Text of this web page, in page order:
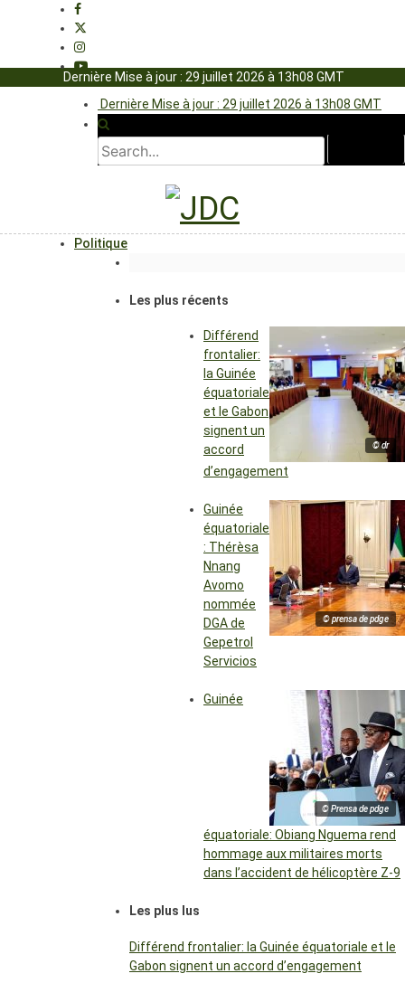
Dernière Mise à jour : 29 juillet 2026 à 13h08 GMT
Dernière Mise à jour : 29 juillet 2026 à 13h08 GMT
Politique
Les plus récents
© dr
Différend
frontalier:
la Guinée
équatoriale
et le Gabon
signent un
accord
d’engagement
© prensa de pdge
Guinée
équatoriale
: Thérèsa
Nnang
Avomo
nommée
DGA de
Gepetrol
Servicios
© Prensa de pdge
Guinée
équatoriale: Obiang Nguema rend
hommage aux militaires morts
dans l’accident de hélicoptère Z-9
Les plus lus
Différend frontalier: la Guinée équatoriale et le
Gabon signent un accord d’engagement